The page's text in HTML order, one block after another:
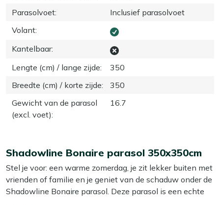
Parasolvoet:
Inclusief parasolvoet
Volant:
Kantelbaar:
Lengte (cm) / lange zijde:
350
Breedte (cm) / korte zijde:
350
Gewicht van de parasol
(excl. voet):
16.7
Shadowline Bonaire parasol 350x350cm
Stel je voor: een warme zomerdag, je zit lekker buiten met
vrienden of familie en je geniet van de schaduw onder de
Shadowline Bonaire parasol. Deze parasol is een echte